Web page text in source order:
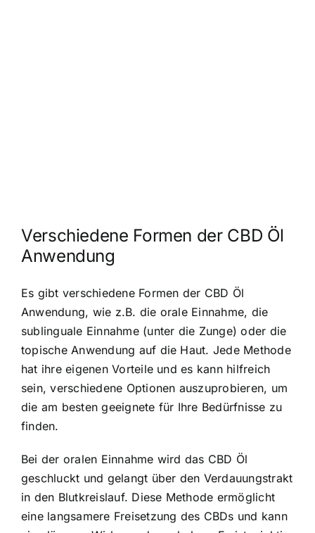
Verschiedene Formen der CBD Öl
Anwendung
Es gibt verschiedene Formen der CBD Öl
Anwendung, wie z.B. die orale Einnahme, die
sublinguale Einnahme (unter die Zunge) oder die
topische Anwendung auf die Haut. Jede Methode
hat ihre eigenen Vorteile und es kann hilfreich
sein, verschiedene Optionen auszuprobieren, um
die am besten geeignete für Ihre Bedürfnisse zu
finden.
Bei der oralen Einnahme wird das CBD Öl
geschluckt und gelangt über den Verdauungstrakt
in den Blutkreislauf. Diese Methode ermöglicht
eine langsamere Freisetzung des CBDs und kann